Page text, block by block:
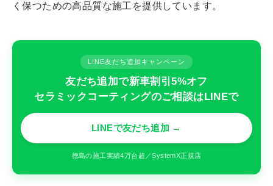
く保つための高品質な施工を提供しています。
LINE友だち追加キャンペーン
友だち追加で新車割引5%オフ
セラミックコーティングのご相談はLINEで
LINEで友だち追加 →
徳島の施工実績4万台超／SystemX正規店